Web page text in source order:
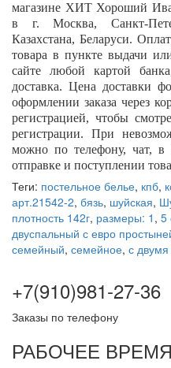
магазине ХИТ Хороший
в г. Москва, Санкт-
Казахстана, Беларуси.
товара в пункте выдачи
сайте любой картой
доставка. Цена доставки
оформлении заказа через
регистрацией, чтобы
регистрации. При
можно по телефону, чат,
отправке и поступлении
Теги: постельное белье, кпб,
арт.21542-2, бязь, шуйская,
плотность 142г, размеры: 1 , 5
двуспальный с евро
семейный, семейное, с
+7(910)981-27-36
Заказы по телефону
РАБОЧЕЕ ВРЕМЯ